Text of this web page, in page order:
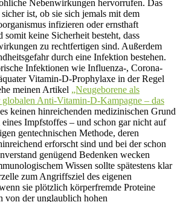
Nebenwirkungen hervorrufen. Das
ist, ob sie sich jemals mit dem
infizieren oder ernsthaft
somit keine Sicherheit besteht, dass
zu rechtfertigen sind. Außerdem
durch eine Infektion bestehen.
Infektionen wie Influenza-, Corona-
Vitamin-D-Prophylaxe in der Regel
meinen Artikel „Neugeborene als
globalen Anti-Vitamin-D-Kampagne – das
keinen hinreichenden medizinischen Grund
Impfstoffes – und schon gar nicht auf
gentechnischen Methode, deren
erforscht sind und bei der schon
genügend Bedenken wecken
Wissen sollte spätestens klar
zum Angriffsziel des eigenen
sie plötzlich körperfremde Proteine
von der unglaublich hohen